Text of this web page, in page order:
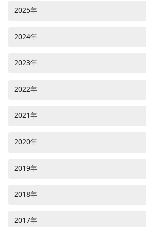
2025年
2024年
2023年
2022年
2021年
2020年
2019年
2018年
2017年